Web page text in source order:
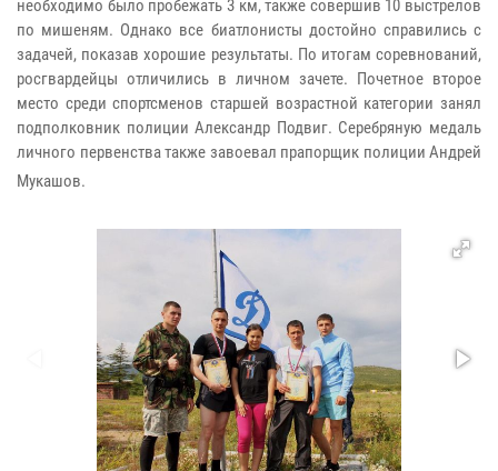
необходимо было пробежать 3 км, также совершив 10 выстрелов
по мишеням. Однако все биатлонисты достойно справились с
задачей, показав хорошие результаты. По итогам соревнований,
росгвардейцы отличились в личном зачете. Почетное второе
место среди спортсменов старшей возрастной категории занял
подполковник полиции Александр Подвиг. Серебряную медаль
личного первенства также завоевал прапорщик полиции Андрей
Мукашов.